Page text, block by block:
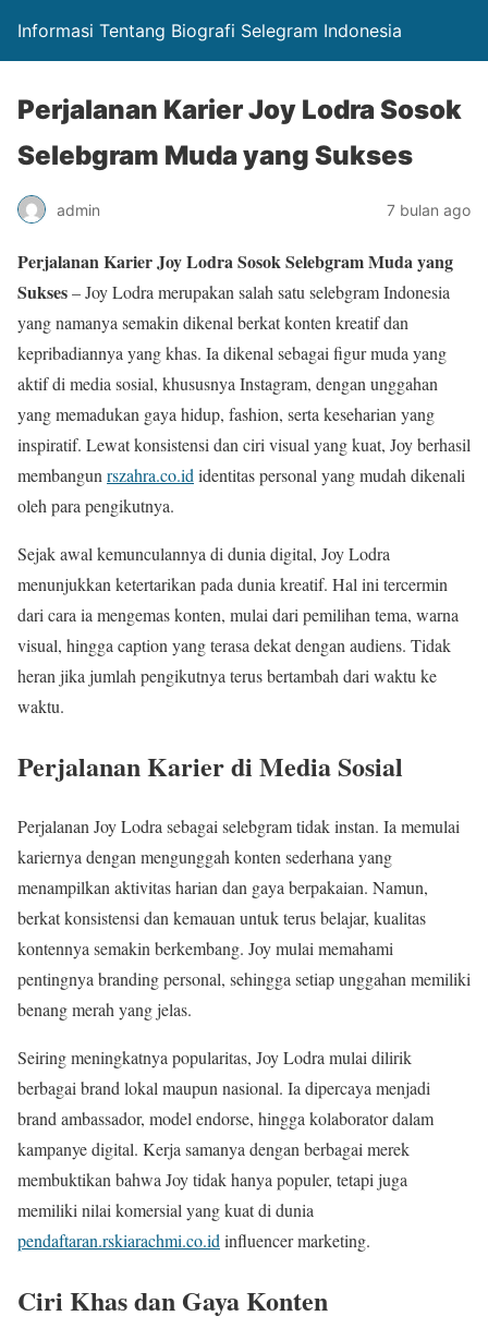
Informasi Tentang Biografi Selegram Indonesia
Perjalanan Karier Joy Lodra Sosok
Selebgram Muda yang Sukses
admin 7 bulan ago
Perjalanan Karier Joy Lodra Sosok Selebgram Muda yang
Sukses– Joy Lodra merupakan salah satu selebgram Indonesia
yang namanya semakin dikenal berkat konten kreatif dan
kepribadiannya yang khas. Ia dikenal sebagai figur muda yang
aktif di media sosial, khususnya Instagram, dengan unggahan
yang memadukan gaya hidup, fashion, serta keseharian yang
inspiratif. Lewat konsistensi dan ciri visual yang kuat, Joy berhasil
membangun rszahra.co.id identitas personal yang mudah dikenali
oleh para pengikutnya.
Sejak awal kemunculannya di dunia digital, Joy Lodra
menunjukkan ketertarikan pada dunia kreatif. Hal ini tercermin
dari cara ia mengemas konten, mulai dari pemilihan tema, warna
visual, hingga caption yang terasa dekat dengan audiens. Tidak
heran jika jumlah pengikutnya terus bertambah dari waktu ke
waktu.
Perjalanan Karier di Media Sosial
Perjalanan Joy Lodra sebagai selebgram tidak instan. Ia memulai
kariernya dengan mengunggah konten sederhana yang
menampilkan aktivitas harian dan gaya berpakaian. Namun,
berkat konsistensi dan kemauan untuk terus belajar, kualitas
kontennya semakin berkembang. Joy mulai memahami
pentingnya branding personal, sehingga setiap unggahan memiliki
benang merah yang jelas.
Seiring meningkatnya popularitas, Joy Lodra mulai dilirik
berbagai brand lokal maupun nasional. Ia dipercaya menjadi
brand ambassador, model endorse, hingga kolaborator dalam
kampanye digital. Kerja samanya dengan berbagai merek
membuktikan bahwa Joy tidak hanya populer, tetapi juga
memiliki nilai komersial yang kuat di dunia
pendaftaran.rskiarachmi.co.id influencer marketing.
Ciri Khas dan Gaya Konten